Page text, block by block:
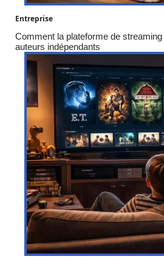
Entreprise
Comment la plateforme de
auteurs indépendants